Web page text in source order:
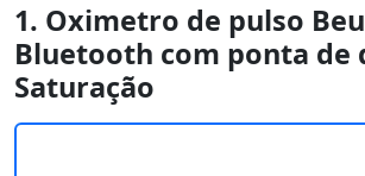
1. Oximetro de pulso
Bluetooth com ponta de
Saturação